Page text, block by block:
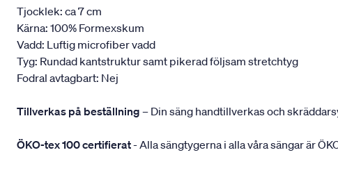
Tjocklek: ca 7 cm
Kärna: 100% Formexskum
Vadd: Luftig microfiber vadd
Tyg: Rundad kantstruktur samt pikerad följsam stretchtyg
Fodral avtagbart: Nej
Tillverkas på beställning – Din säng handtillverkas och
ÖKO-tex 100 certifierat- Alla sängtygerna i alla våra sängar är